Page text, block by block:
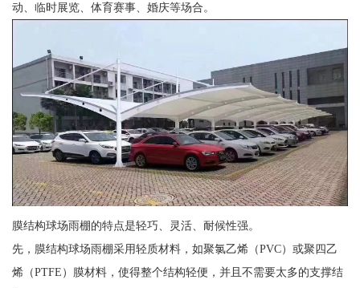
动、临时展览、体育赛事、婚庆等场合。
膜结构球场雨棚的特点是轻巧、灵活、耐候性强。
先，膜结构球场雨棚采用轻质材料，如聚氯乙烯（PVC）或聚四乙
烯（PTFE）膜材料，使得整个结构轻便，并且不需要太多的支撑结